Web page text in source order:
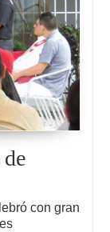
con gran